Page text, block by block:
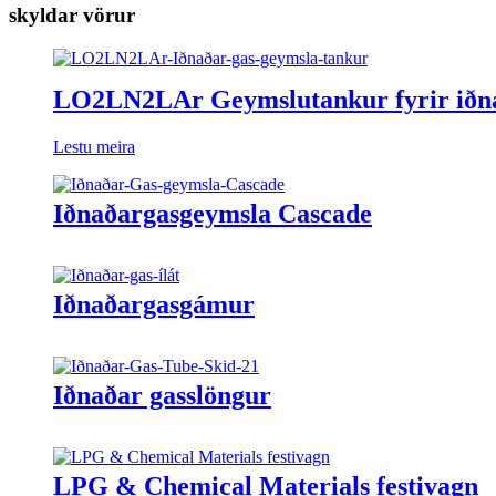
skyldar vörur
LO2LN2LAr Geymslutankur fyrir
Lestu meira
Iðnaðargasgeymsla Cascade
Iðnaðargasgámur
Iðnaðar gasslöngur
LPG & Chemical Materials festivagn